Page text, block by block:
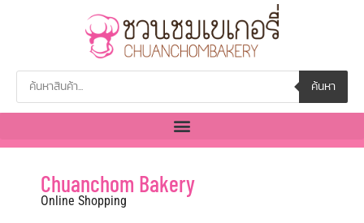
ค้นหา
Chuanchom Bakery
Online Shopping